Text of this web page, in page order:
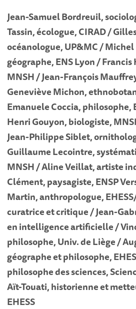
Jean-Samuel Bordreuil,
Tassin, écologue, CIRAD /
océanologue, UP&MC /
géographe, ENS Lyon /
MNSH / Jean-François
Geneviève Michon,
Emanuele Coccia, philosophe,
Henri Gouyon, biologiste,
Jean-Philippe Siblet,
Guillaume Lecointre,
MNSH / Aline Veillat, artiste
Clément, paysagiste, ENSP
Martin, anthropologue,
curatrice et critique / Jean-
en intelligence artificielle /
philosophe, Univ. de Liège /
géographe et philosophe,
philosophe des sciences,
Aït-Touati, historienne et
EHESS